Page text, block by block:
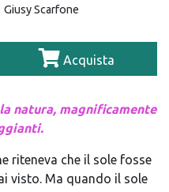
Giusy Scarfone
Acquista
natura, magnificamente
riteneva che il sole fosse
visto. Ma quando il sole